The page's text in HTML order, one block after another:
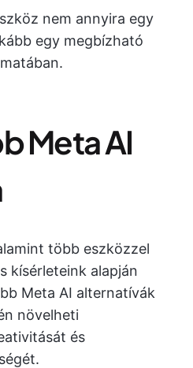
nem annyira egy
egy megbízható
Meta AI
több eszközzel
kísérleteink alapján
Meta AI alternatívák
növelheti
és